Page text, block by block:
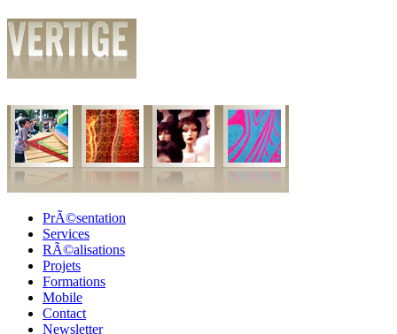
PrÃ©sentation
Services
RÃ©alisations
Projets
Formations
Mobile
Contact
Newsletter